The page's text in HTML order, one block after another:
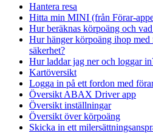
Hantera resa
Hitta min MINI (från Förar-
Hur beräknas körpoäng och
Hur hänger körpoäng ihop med
säkerhet?
Hur laddar jag ner och loggar
Kartöversikt
Logga in på ett fordon med
Översikt ABAX Driver app
Översikt inställningar
Översikt över körpoäng
Skicka in ett